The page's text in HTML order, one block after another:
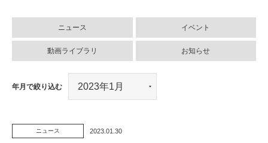
ニュース イベント
動画ライブラリ お知らせ
年月で絞り込む
ニュース 2023.01.30